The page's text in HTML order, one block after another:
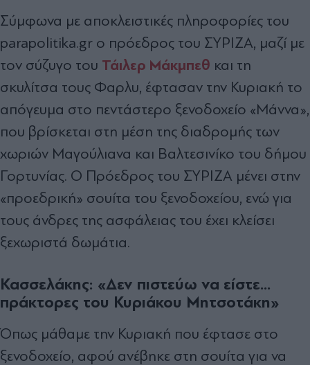
Σύμφωνα με αποκλειστικές πληροφορίες του
parapolitika.gr ο πρόεδρος του ΣΥΡΙΖΑ, μαζί με
τον σύζυγο του Τάιλερ Μάκμπεθ και τη
σκυλίτσα τους Φαρλυ, έφτασαν την Κυριακή το
απόγευμα στο πεντάστερο ξενοδοχείο «Μάννα»,
που βρίσκεται στη μέση της διαδρομής των
χωριών Μαγούλιανα και Βαλτεσινίκο του δήμου
Γορτυνίας. Ο Πρόεδρος του ΣΥΡΙΖΑ μένει στην
«προεδρική» σουίτα του ξενοδοχείου, ενώ για
τους άνδρες της ασφάλειας του έχει κλείσει
ξεχωριστά δωμάτια.
Κασσελάκης: «Δεν πιστεύω να είστε...
πράκτορες του Κυριάκου Μητσοτάκη»
Όπως μάθαμε την Κυριακή που έφτασε στο
ξενοδοχείο, αφού ανέβηκε στη σουίτα για να